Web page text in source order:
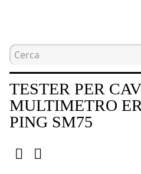
Home
TESTER PER
MULTIMETRO
PING SM75